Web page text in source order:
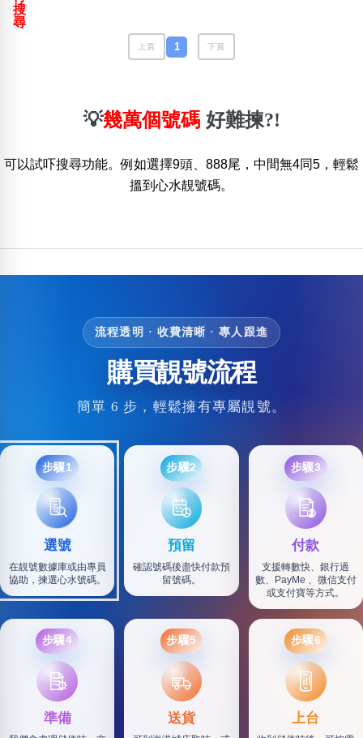
搜
尋
上頁 1 下頁
💡幾萬個號碼 好難揀?!
可以試吓搜尋功能。例如選擇9頭、888尾，中間無4同5，輕鬆
搵到心水靚號碼。
流程透明 · 收費清晰 · 專人跟進
購買靚號流程
簡單 6 步，輕鬆擁有專屬靚號。
步驟1
選號
在靚號數據庫或由專員
協助，揀選心水號碼。
步驟2
預留
確認號碼後盡快付款預
留號碼。
步驟3
付款
支援轉數快、銀行過
數、PayMe 、微信支付
或支付寶等方式。
步驟4
準備
步驟5
SF
送貨
步驟6
上台